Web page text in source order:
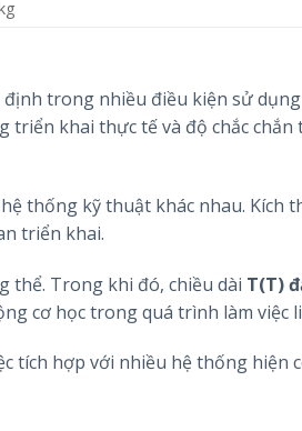
trong nhiều điều kiện sử
triển khai thực tế và độ chắc chắn
thống kỹ thuật khác nhau. Kích
triển khai.
thể. Trong khi đó, chiều dài T(T)
cơ học trong quá trình làm việc
tích hợp với nhiều hệ thống hiện